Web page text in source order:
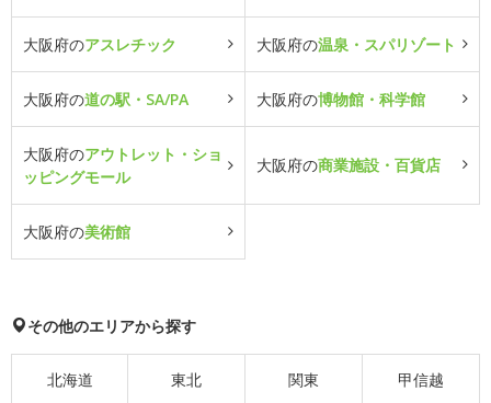
大阪府のアスレチック 大阪府の温泉・スパリゾート
大阪府の道の駅・SA/PA 大阪府の博物館・科学館
大阪府のアウトレット・ショ
ッピングモール
大阪府の商業施設・百貨店
大阪府の美術館
その他のエリアから探す
北海道 東北 関東 甲信越